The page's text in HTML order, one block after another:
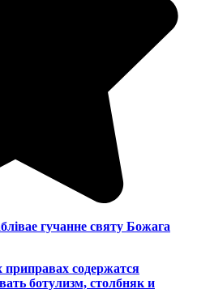
гучанне святу Божага
приправах содержатся
ботулизм, столбняк и